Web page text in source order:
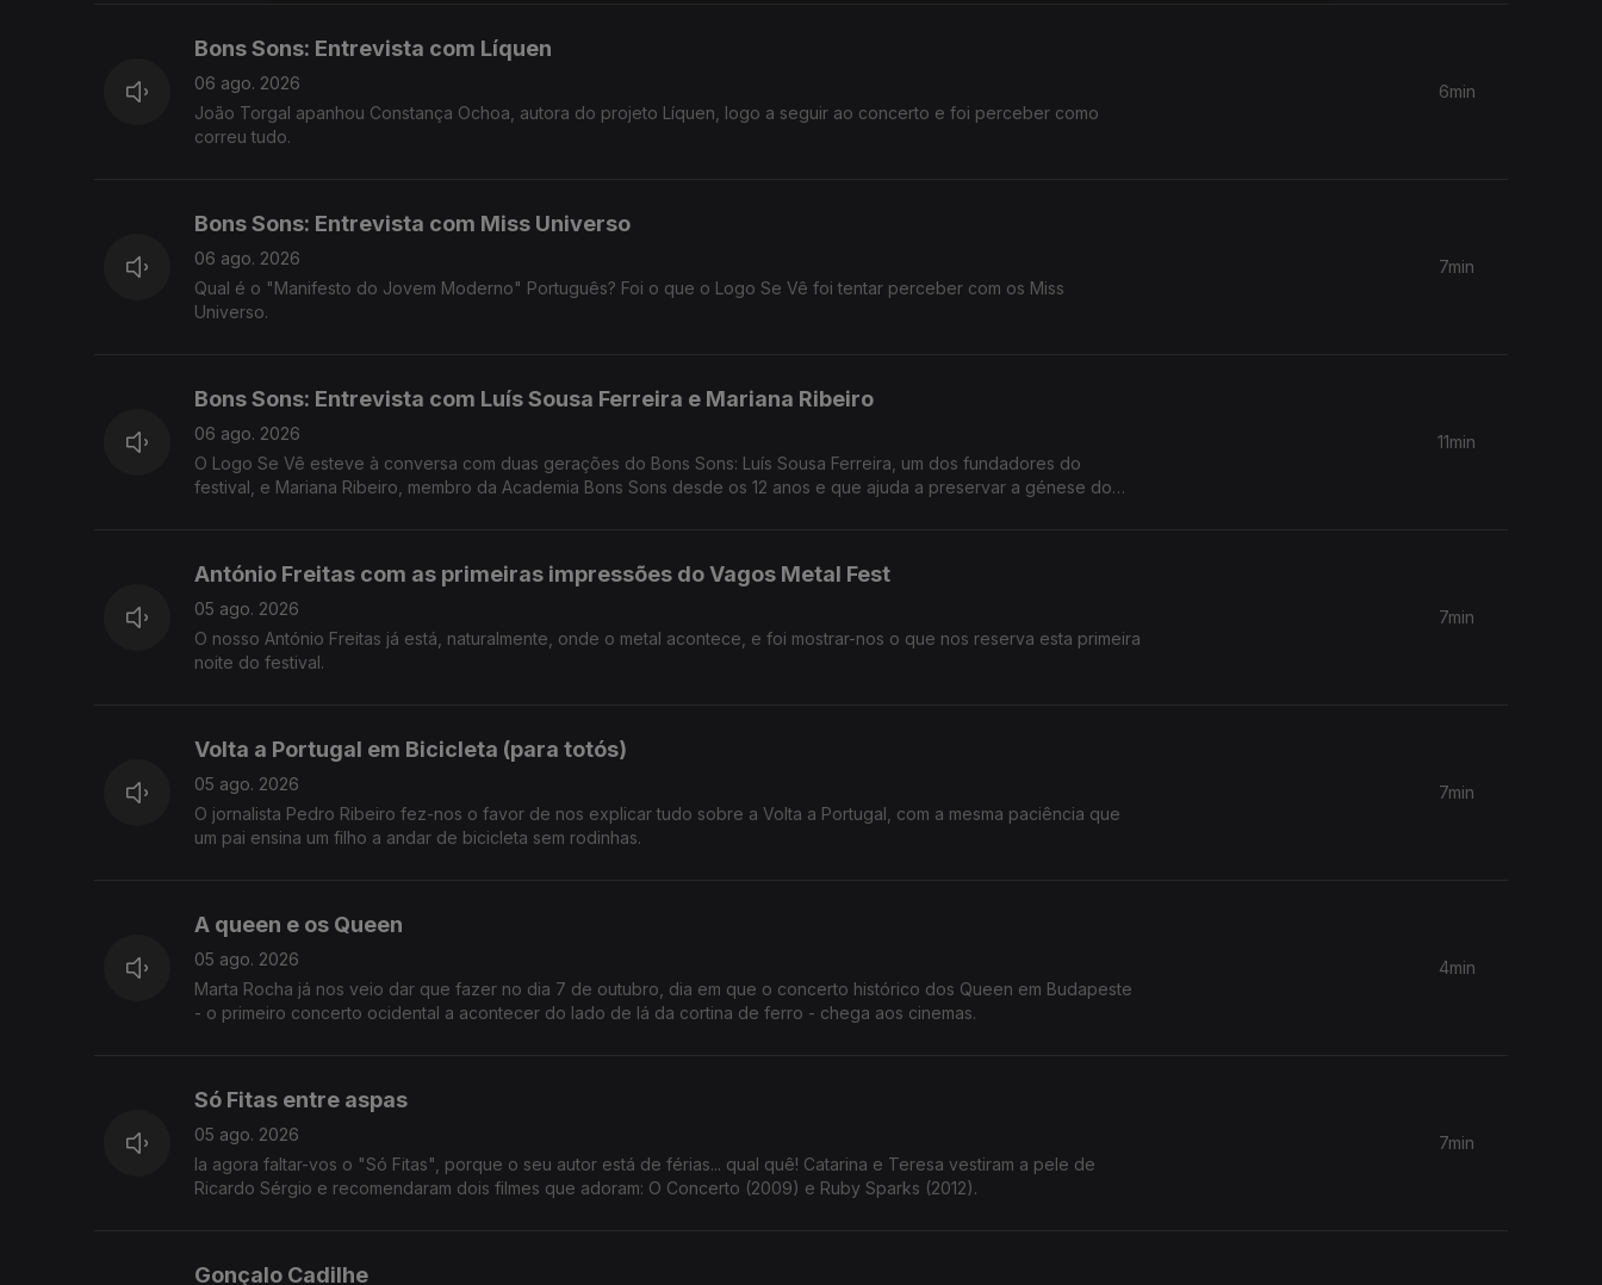
Bons Sons: Entrevista com Líquen
06 ago. 2026
João Torgal apanhou Constança Ochoa, autora do projeto Líquen, logo a seguir ao concerto e foi perceber como
correu tudo.
6min
Bons Sons: Entrevista com Miss Universo
06 ago. 2026
Qual é o "Manifesto do Jovem Moderno" Português? Foi o que o Logo Se Vê foi tentar perceber com os Miss
Universo.
7min
Bons Sons: Entrevista com Luís Sousa Ferreira e Mariana Ribeiro
06 ago. 2026
O Logo Se Vê esteve à conversa com duas gerações do Bons Sons: Luís Sousa Ferreira, um dos fundadores do
festival, e Mariana Ribeiro, membro da Academia Bons Sons desde os 12 anos e que ajuda a preservar a génese do
11min
António Freitas com as primeiras impressões do Vagos Metal Fest
05 ago. 2026
O nosso António Freitas já está, naturalmente, onde o metal acontece, e foi mostrar-nos o que nos reserva esta primeira
noite do festival.
7min
Volta a Portugal em Bicicleta (para totós)
05 ago. 2026
O jornalista Pedro Ribeiro fez-nos o favor de nos explicar tudo sobre a Volta a Portugal, com a mesma paciência que
um pai ensina um filho a andar de bicicleta sem rodinhas.
7min
A queen e os Queen
05 ago. 2026
Marta Rocha já nos veio dar que fazer no dia 7 de outubro, dia em que o concerto histórico dos Queen em Budapeste
- o primeiro concerto ocidental a acontecer do lado de lá da cortina de ferro - chega aos cinemas.
4min
Só Fitas entre aspas
05 ago. 2026
Ia agora faltar-vos o "Só Fitas", porque o seu autor está de férias... qual quê! Catarina e Teresa vestiram a pele de
Ricardo Sérgio e recomendaram dois filmes que adoram: O Concerto (2009) e Ruby Sparks (2012).
7min
Gonçalo Cadilhe